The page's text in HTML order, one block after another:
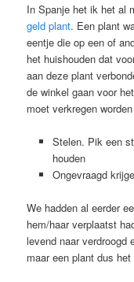
In Spanje het ik het al
geld plant. Een plant
eentje die op een of
het huishouden dat
aan deze plant
de winkel gaan voor
moet verkregen
Stelen. Pik een
houden
Ongevraagd
We hadden al eerder
hem/haar verplaatst
levend naar verdroogd
maar een plant dus